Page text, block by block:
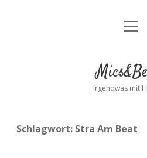
Kontakt
facebook
Menü
Irgendwas mit
Schlagwort: Stra Am Beat